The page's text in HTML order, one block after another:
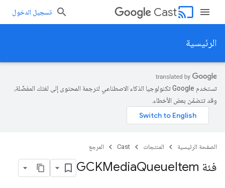
cast
Cast تسجيل الدخول
الرئيسية
تستخدم Google تكنولوجيا الذكاء الاصطناعي لترجمة المحتوى إلى لغتك المفضّلة،
وقد تتضمّن بعض الأخطاء.
الصفحة الرئيسية المنتجات Cast المرجع
فئة GCKMedia QueueItem